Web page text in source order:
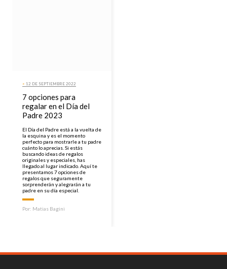
> 12 DE SEPTIEMBRE 2022
7 opciones para
regalar en el Día del
Padre 2023
El Día del Padre está a la vuelta de
la esquina y es el momento
perfecto para mostrarle a tu padre
cuánto lo aprecias. Si estás
buscando ideas de regalos
originales y especiales, has
llegado al lugar indicado. Aquí te
presentamos 7 opciones de
regalos que seguramente
sorprenderán y alegrarán a tu
padre en su día especial.
Por: Matias Bagini